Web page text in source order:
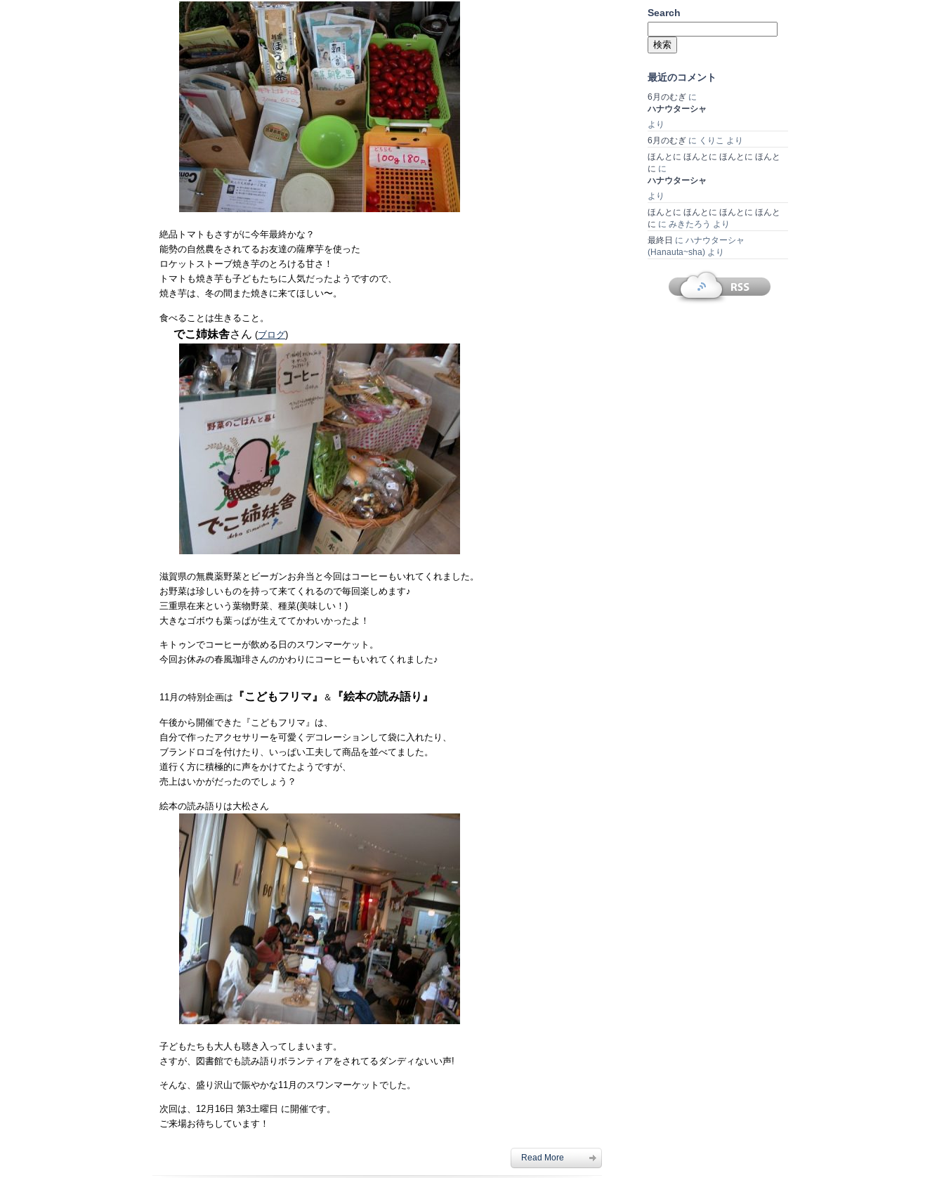
絶品トマトもさすがに今年最終かな？
能勢の自然農をされてるお友達の薩摩芋を使った
ロケットストーブ焼き芋のとろける甘さ！
トマトも焼き芋も子どもたちに人気だったようですので、
焼き芋は、冬の間また焼きに来てほしい〜。
食べることは生きること。
でこ姉妹舎さん (ブログ)
滋賀県の無農薬野菜とビーガンお弁当と今回はコーヒーもいれてくれました。
お野菜は珍しいものを持って来てくれるので毎回楽しめます♪
三重県在来という葉物野菜、種菜(美味しい！)
大きなゴボウも葉っぱが生えててかわいかったよ！
キトゥンでコーヒーが飲める日のスワンマーケット。
今回お休みの春風珈琲さんのかわりにコーヒーもいれてくれました♪
11月の特別企画は 『こどもフリマ』 ＆ 『絵本の読み語り』
午後から開催できた『こどもフリマ』は、
自分で作ったアクセサリーを可愛くデコレーションして袋に入れたり、
ブランドロゴを付けたり、いっぱい工夫して商品を並べてました。
道行く方に積極的に声をかけてたようですが、
売上はいかがだったのでしょう？
絵本の読み語りは大松さん
子どもたちも大人も聴き入ってしまいます。
さすが、図書館でも読み語りボランティアをされてるダンディないい声!
そんな、盛り沢山で賑やかな11月のスワンマーケットでした。
次回は、12月16日 第3土曜日 に開催です。
ご来場お待ちしています！
Read More
Search
索:
最近のコメント
6月のむぎ に
ハナウターシャ
より
6月のむぎ に くりこ より
ほんとに ほんとに ほんとに ほんと
に に
ハナウターシャ
より
ほんとに ほんとに ほんとに ほんと
に に みきたろう より
最終日 に ハナウターシャ
(Hanauta~sha) より